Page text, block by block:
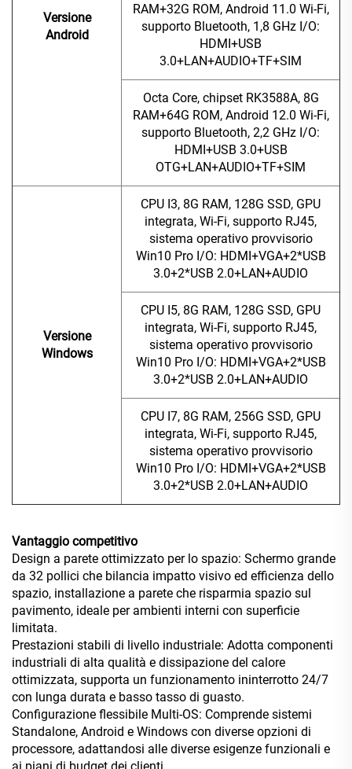
Versione
Android
RAM+32G ROM, Android 11.0 Wi-Fi,
supporto Bluetooth, 1,8 GHz I/O:
HDMI+USB
3.0+LAN+AUDIO+TF+SIM
Octa Core, chipset RK3588A, 8G
RAM+64G ROM, Android 12.0 Wi-Fi,
supporto Bluetooth, 2,2 GHz I/O:
HDMI+USB 3.0+USB
OTG+LAN+AUDIO+TF+SIM
Versione
Windows
CPU I3, 8G RAM, 128G SSD, GPU
integrata, Wi-Fi, supporto RJ45,
sistema operativo provvisorio
Win10 Pro I/O: HDMI+VGA+2*USB
3.0+2*USB 2.0+LAN+AUDIO
CPU I5, 8G RAM, 128G SSD, GPU
integrata, Wi-Fi, supporto RJ45,
sistema operativo provvisorio
Win10 Pro I/O: HDMI+VGA+2*USB
3.0+2*USB 2.0+LAN+AUDIO
CPU I7, 8G RAM, 256G SSD, GPU
integrata, Wi-Fi, supporto RJ45,
sistema operativo provvisorio
Win10 Pro I/O: HDMI+VGA+2*USB
3.0+2*USB 2.0+LAN+AUDIO
Vantaggio competitivo
Design a parete ottimizzato per lo spazio: Schermo grande
da 32 pollici che bilancia impatto visivo ed efficienza dello
spazio, installazione a parete che risparmia spazio sul
pavimento, ideale per ambienti interni con superficie
limitata.
Prestazioni stabili di livello industriale: Adotta componenti
industriali di alta qualità e dissipazione del calore
ottimizzata, supporta un funzionamento ininterrotto 24/7
con lunga durata e basso tasso di guasto.
Configurazione flessibile Multi-OS: Comprende sistemi
Standalone, Android e Windows con diverse opzioni di
processore, adattandosi alle diverse esigenze funzionali e
ai piani di budget dei clienti.